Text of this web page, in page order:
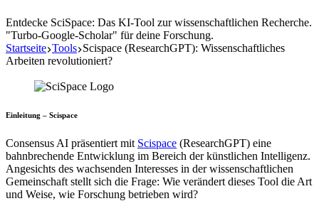
Entdecke SciSpace: Das KI-Tool zur wissenschaftlichen Recherche.
"Turbo-Google-Scholar" für deine Forschung.
Startseite Tools Scispace (ResearchGPT): Wissenschaftliches
Arbeiten revolutioniert?
Einleitung – Scispace
Consensus AI präsentiert mit Scispace (ResearchGPT) eine
bahnbrechende Entwicklung im Bereich der künstlichen Intelligenz.
Angesichts des wachsenden Interesses in der wissenschaftlichen
Gemeinschaft stellt sich die Frage: Wie verändert dieses Tool die Art
und Weise, wie Forschung betrieben wird?